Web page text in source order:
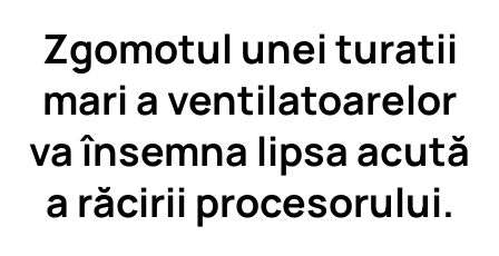
Zgomotul unei turatii
mari a ventilatoarelor
va însemna lipsa acută
a răcirii procesorului.